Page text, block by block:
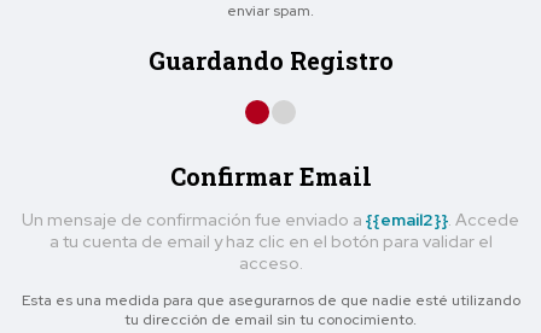
enviar spam.
Guardando Registro
Confirmar Email
Un mensaje de confirmación fue enviado a {{email2}}. Accede
a tu cuenta de email y haz clic en el botón para validar el
acceso.
Esta es una medida para que asegurarnos de que nadie esté utilizando
tu dirección de email sin tu conocimiento.